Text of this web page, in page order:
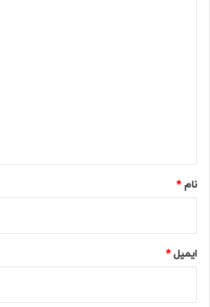
نام*
ایمیل*